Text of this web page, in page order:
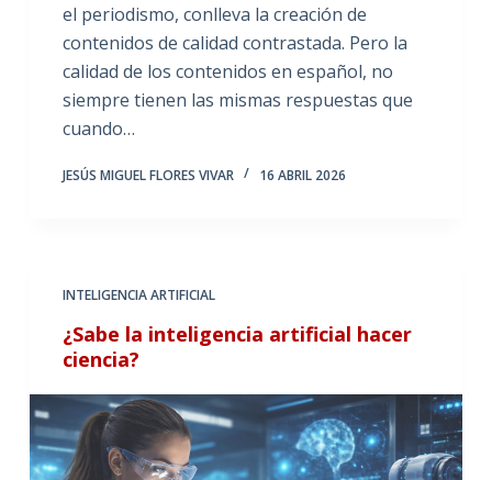
el periodismo, conlleva la creación de
contenidos de calidad contrastada. Pero la
calidad de los contenidos en español, no
siempre tienen las mismas respuestas que
cuando…
JESÚS MIGUEL FLORES VIVAR 16 ABRIL 2026
INTELIGENCIA ARTIFICIAL
¿Sabe la inteligencia artificial hacer
ciencia?